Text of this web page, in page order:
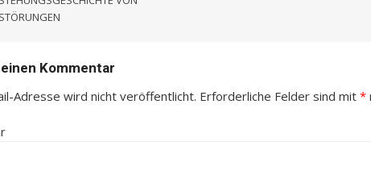
Kommentar
Adresse wird nicht veröffentlicht. Erforderliche Felder sind mit *